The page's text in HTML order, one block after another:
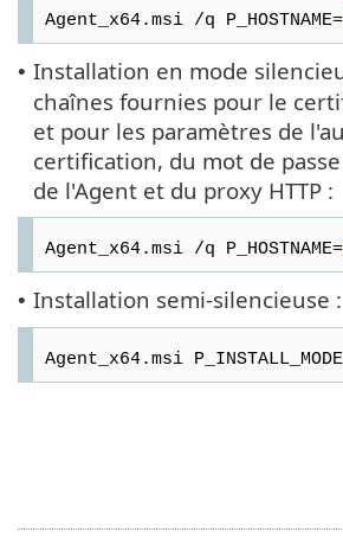
Agent_x64.msi /q P_HOSTNAME=
• Installation en mode
chaînes fournies pour le
et pour les paramètres de
certification, du mot de
de l'Agent et du proxy HTTP :
Agent_x64.msi /q P_HOSTNAME=
• Installation semi-silencieuse :
Agent_x64.msi